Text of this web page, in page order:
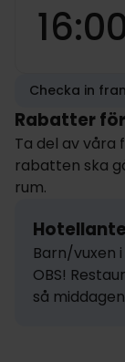
Checka in
Rabatter
Ta del av våra
rabatten ska
rum.
Barn/vuxen
OBS!
så